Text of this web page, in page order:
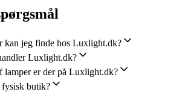
kan jeg finde hos Luxlight.dk?
Luxlight.dk?
lamper er der på Luxlight.dk?
butik?